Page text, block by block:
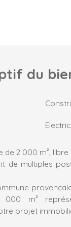
du
2 000 m²,
de multiples
m²
projet